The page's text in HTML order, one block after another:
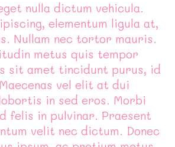
nulla dictum vehicula.
elementum ligula at,
Nullam nec tortor mauris.
metus quis tempor
sit amet tincidunt purus, id
vel elit at dui
in sed eros. Morbi
felis in pulvinar. Praesent
velit nec dictum. Donec